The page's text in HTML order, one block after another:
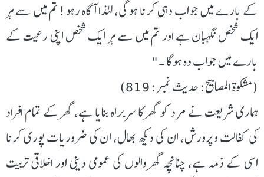
کے بارے میں جواب دہی کرنا ہوگی، لہٰذا آگاہ رہو! تم میں سے ہر
ایک شخص نگہبان ہے اور تم میں سے ہر ایک شخص اپنی رعیت کے
بارے میں جواب دہ ہوگا ۔"
(مشکوۃ المصابیح: حدیث نمبر: 819)
ہماری شریعت نے مرد کو گھر کا سربراہ بنایا ہے، گھر کے تمام افراد
کی کفالت و پرورش، ان کی دیکھ بھال، ان کی ضروریات پوری کرنا
اسی کے ذمہ ہے، چنانچہ گھر والوں کی عمومی دینی اور اخلاقی تربیت